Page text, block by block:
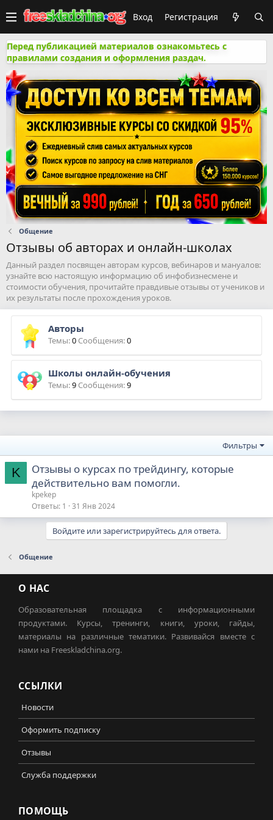
Вход Регистрация
Перед публикацией материалов ознакомьтесь с
правилами создания и оформления раздач.
Общение
Отзывы об авторах и онлайн-школах
Данный раздел посвящен авторам курсов, вебинаров и мануалов:
узнайте всю настоящую информацию об инфобизнесмене и
стоимости обучения, прочитайте правдивые отзывы от учеников и
их результаты после прохождения уроков.
Авторы
Темы 0 Сообщения 0
Школы онлайн-обучения
Темы 9 Сообщения 9
Фильтры
K
Отзывы о курсах по трейдингу, которые
действительно вам помогли.
kpekep
Ответы 1 31 Янв 2024
Войдите или зарегистрируйтесь для ответа.
Общение
О НАС
Образовательная площадка с информационными
продуктами. Курсы, тренинги, книги, уроки, гайды,
материалы на различные тематики. Развивайся вместе с
нами на Freeskladchina.org.
ССЫЛКИ
Новости
Оформить подписку
Отзывы
Служба поддержки
ПОМОЩЬ